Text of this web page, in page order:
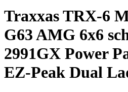
Traxxas TRX-6
G63 AMG 6x6
2991GX Power
EZ-Peak Dual